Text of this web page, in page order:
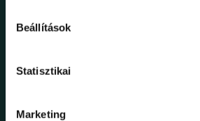
Beállítások
Statisztikai
Marketing